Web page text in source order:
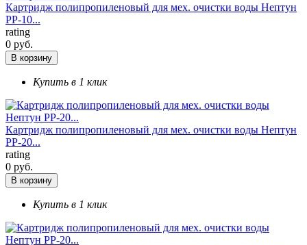
Картридж полипропиленовый для мех. очистки воды Нептун
РР-10...
rating
0 руб.
В корзину
Купить в 1 клик
Картридж полипропиленовый для мех. очистки воды Нептун
РР-20...
rating
0 руб.
В корзину
Купить в 1 клик